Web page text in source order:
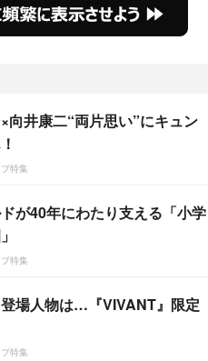
向井康二“両片思い”にキュン
特集
が40年にわたり支える「小学
特集
場人物は…『VIVANT』限定
特集